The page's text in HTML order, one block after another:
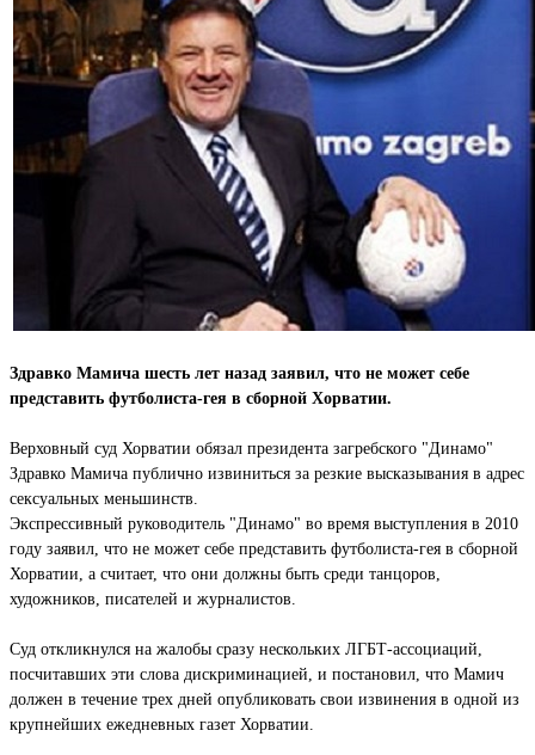
Здравко Мамича шесть лет назад заявил, что не может себе
представить футболиста-гея в сборной Хорватии.
Верховный суд Хорватии обязал президента загребского "Динамо"
Здравко Мамича публично извиниться за резкие высказывания в адрес
сексуальных меньшинств.
Экспрессивный руководитель "Динамо" во время выступления в 2010
году заявил, что не может себе представить футболиста-гея в сборной
Хорватии, а считает, что они должны быть среди танцоров,
художников, писателей и журналистов.
Суд откликнулся на жалобы сразу нескольких ЛГБТ-ассоциаций,
посчитавших эти слова дискриминацией, и постановил, что Мамич
должен в течение трех дней опубликовать свои извинения в одной из
крупнейших ежедневных газет Хорватии.